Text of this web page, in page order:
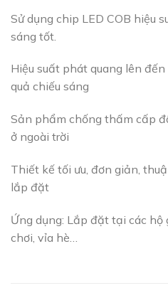
Sử dụng chip LED COB hiệu
sáng tốt.
Hiệu suất phát quang lên đến
quả chiếu sáng
Sản phẩm chống thấm cấp
ở ngoài trời
Thiết kế tối ưu, đơn giản,
lắp đặt
Ứng dụng: Lắp đặt tại các hộ
chơi, vỉa hè…